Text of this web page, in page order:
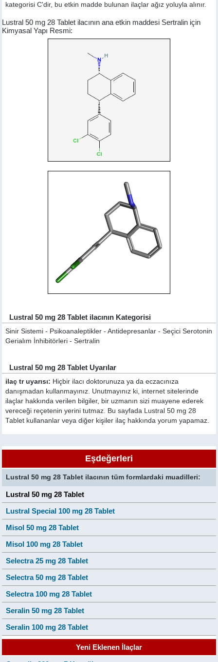
kategorisi C'dir, bu etkin madde bulunan ilaçlar ağız yoluyla alınır.
Lustral 50 mg 28 Tablet ilacının ana etkin maddesi Sertralin için
Kimyasal Yapı Resmi:
Lustral 50 mg 28 Tablet ilacının Kategorisi
Sinir Sistemi - Psikoanaleptikler - Antidepresanlar - Seçici Serotonin
Gerialım İnhibitörleri - Sertralin
Lustral 50 mg 28 Tablet Uyarılar
ilaç tr uyarısı: Hiçbir ilacı doktorunuza ya da eczacınıza
danışmadan kullanmayınız. Unutmayınız ki, internet sitelerinde
ilaçlar hakkında verilen bilgiler, bir uzmanın sizi muayene ederek
vereceği reçetenin yerini tutmaz. Bu sayfada Lustral 50 mg 28
Tablet kullananlar veya diğer kişiler ilaç hakkında yorum yapamaz.
Eşdeğerleri
Lustral 50 mg 28 Tablet ilacının tüm formlardaki muadilleri:
Lustral 50 mg 28 Tablet
Lustral Special 100 mg 28 Tablet
Misol 50 mg 28 Tablet
Misol 100 mg 28 Tablet
Selectra 25 mg 28 Tablet
Selectra 50 mg 28 Tablet
Selectra 100 mg 28 Tablet
Seralin 50 mg 28 Tablet
Seralin 100 mg 28 Tablet
Yeni Eklenen İlaçlar